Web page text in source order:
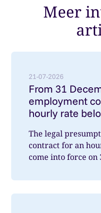
Meer
21-07-2026
From 31
employment
hourly rate
The legal
contract for an
come into force on